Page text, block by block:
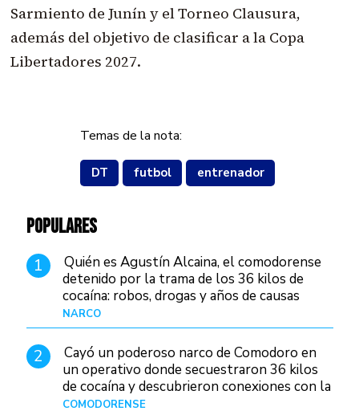
Sarmiento de Junín y el Torneo Clausura,
además del objetivo de clasificar a la Copa
Libertadores 2027.
Temas de la nota:
DT futbol entrenador
POPULARES
1
Quién es Agustín Alcaina, el comodorense
detenido por la trama de los 36 kilos de
cocaína: robos, drogas y años de causas
judiciales
NARCO
2
Cayó un poderoso narco de Comodoro en
un operativo donde secuestraron 36 kilos
de cocaína y descubrieron conexiones con la
Patagonia
COMODORENSE